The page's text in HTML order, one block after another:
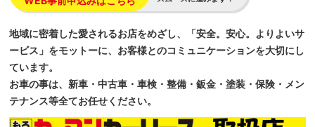
地域に密着した愛されるお店をめざし、「安全。安心。よりよいサ
ービス」をモットーに、お客様とのコミュニケーションを大切にし
ています。
お車の事は、新車・中古車・車検・整備・鈑金・塗装・保険・メン
テナンス等全てお任せください。